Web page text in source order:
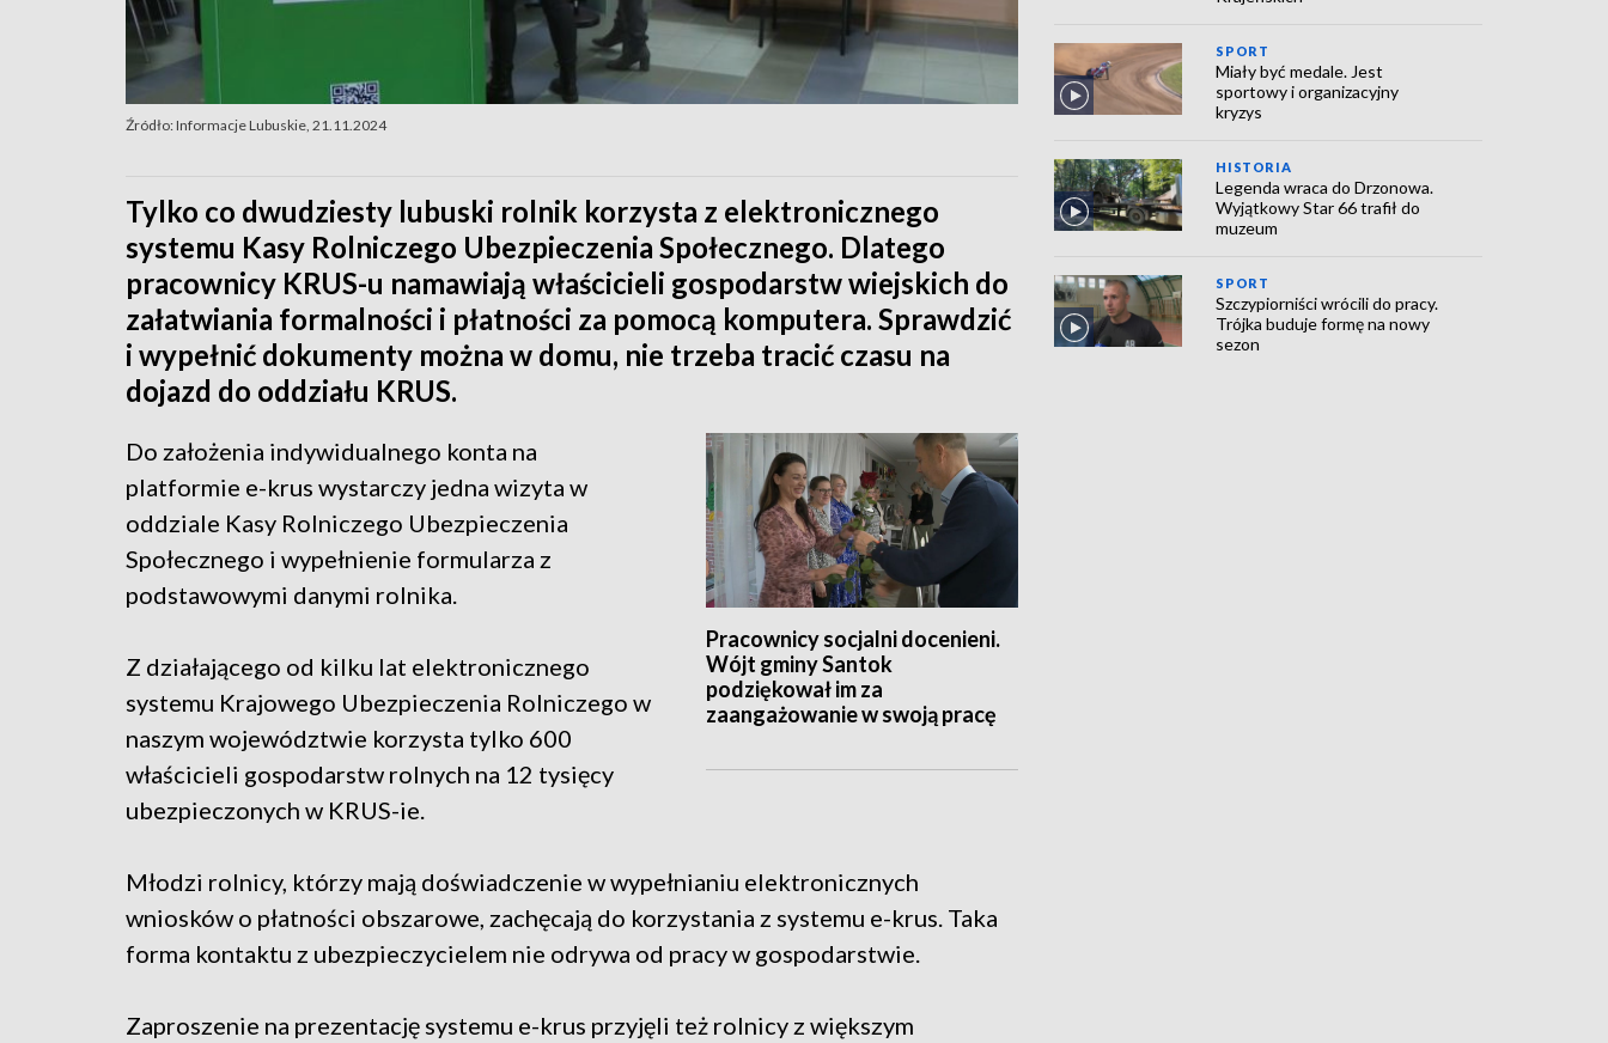
Źródło: Informacje Lubuskie, 21.11.2024
Tylko co dwudziesty lubuski rolnik korzysta z elektronicznego
systemu Kasy Rolniczego Ubezpieczenia Społecznego. Dlatego
pracownicy KRUS-u namawiają właścicieli gospodarstw wiejskich do
załatwiania formalności i płatności za pomocą komputera. Sprawdzić
i wypełnić dokumenty można w domu, nie trzeba tracić czasu na
dojazd do oddziału KRUS.
Pracownicy socjalni docenieni.
Wójt gminy Santok
podziękował im za
zaangażowanie w swoją pracę
Do założenia indywidualnego konta na
platformie e-krus wystarczy jedna wizyta w
oddziale Kasy Rolniczego Ubezpieczenia
Społecznego i wypełnienie formularza z
podstawowymi danymi rolnika.
Z działającego od kilku lat elektronicznego
systemu Krajowego Ubezpieczenia Rolniczego w
naszym województwie korzysta tylko 600
właścicieli gospodarstw rolnych na 12 tysięcy
ubezpieczonych w KRUS-ie.
Młodzi rolnicy, którzy mają doświadczenie w wypełnianiu elektronicznych
wniosków o płatności obszarowe, zachęcają do korzystania z systemu e-krus. Taka
forma kontaktu z ubezpieczycielem nie odrywa od pracy w gospodarstwie.
Zaproszenie na prezentację systemu e-krus przyjęli też rolnicy z większym
SPORT
Miały być medale. Jest
sportowy i organizacyjny
kryzys
HISTORIA
Legenda wraca do Drzonowa.
Wyjątkowy Star 66 trafił do
muzeum
SPORT
Szczypiorniści wrócili do pracy.
Trójka buduje formę na nowy
sezon